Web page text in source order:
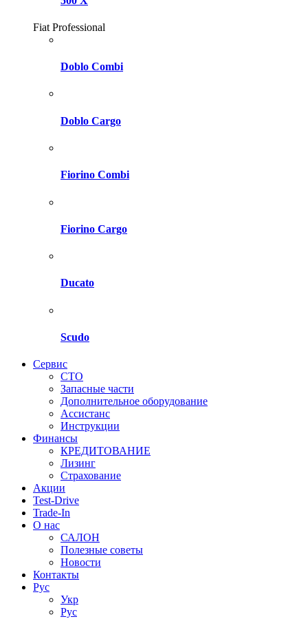
Fiat Professional
Doblo Combi
Doblo Cargo
Fiorino Combi
Fiorino Cargo
Ducato
Scudo
Сервис
СТО
Запасные части
Дополнительное оборудование
Ассистанс
Инструкции
Финансы
КРЕДИТОВАНИЕ
Лизинг
Страхование
Акции
Test-Drive
Trade-In
О нас
САЛОН
Полезные советы
Новости
Контакты
Руc
Укр
Руc